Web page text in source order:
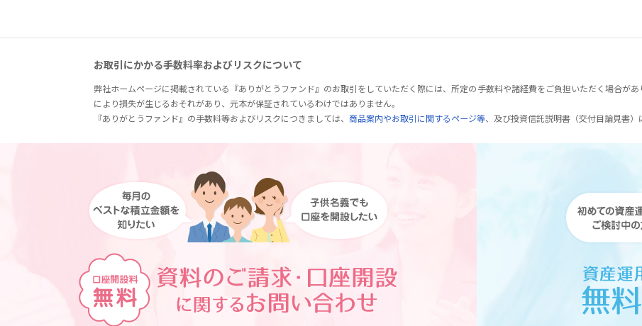
お取引にかかる手数料率およびリスクについて
弊社ホームページに掲載されている『ありがとうファンド』のお取引をしていただく際には、所定の手数料や諸経費をご負担いただく場合が
により損失が生じるおそれがあり、元本が保証されているわけではありません。
『ありがとうファンド』の手数料等およびリスクにつきましては、 商品案内やお取引に関するページ等、及び投資信託説明書（交付目論見書）